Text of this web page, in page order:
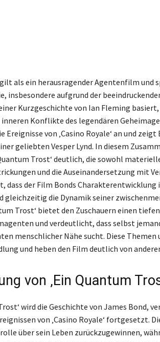
gilt als ein herausragender Agentenfilm
insbesondere aufgrund der
Kurzgeschichte von Ian Fleming
Konflikte des legendären
von ‚Casino Royale‘ an und
geliebten Vesper Lynd. In diesem
Trost‘ deutlich, die sowohl
und die Auseinandersetzung mit
dass der Film Bonds Charakterentwicklung
gleichzeitig die Dynamik seiner
Trost‘ bietet den Zuschauern einen
und verdeutlicht, dass selbst
menschlicher Nähe sucht. Diese Themen
und heben den Film deutlich von
von ‚Ein Quantum
wird die Geschichte von James Bond,
von ‚Casino Royale‘ fortgesetzt.
über sein Leben zurückzugewinnen,